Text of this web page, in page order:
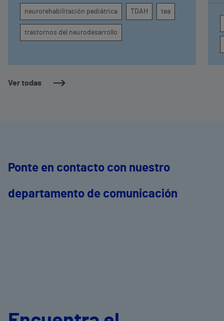
Ver todas
atención, la regulación emocional y la
conducta
neurorehabilitación pediátrica TDAH tea
trastornos del neurodesarrollo
Ponte en contacto con nuestro
departamento de comunicación